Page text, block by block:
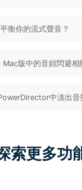
衡你的流式聲音？
版中的音頻閃避相
中淡出音
索更多功